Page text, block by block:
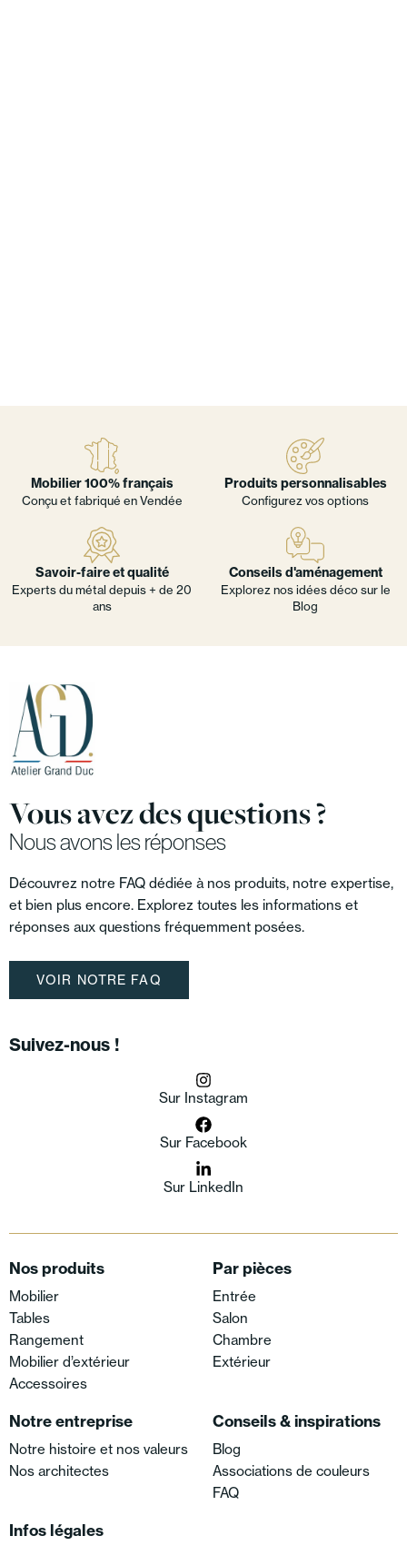
Mobilier 100% français
Conçu et fabriqué en Vendée
Produits personnalisables
Configurez vos options
Savoir-faire et qualité
Experts du métal depuis + de 20
ans
Conseils d'aménagement
Explorez nos idées déco sur le
Blog
Vous avez des questions ?
Nous avons les réponses
Découvrez notre FAQ dédiée à nos produits, notre expertise,
et bien plus encore. Explorez toutes les informations et
réponses aux questions fréquemment posées.
VOIR NOTRE FAQ
Suivez-nous !
Sur Instagram
Sur Facebook
Sur LinkedIn
Nos produits
Mobilier
Tables
Rangement
Mobilier d’extérieur
Accessoires
Par pièces
Entrée
Salon
Chambre
Extérieur
Notre entreprise
Notre histoire et nos valeurs
Nos architectes
Conseils & inspirations
Blog
Associations de couleurs
FAQ
Infos légales